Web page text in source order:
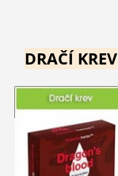
DRAČÍ KREV